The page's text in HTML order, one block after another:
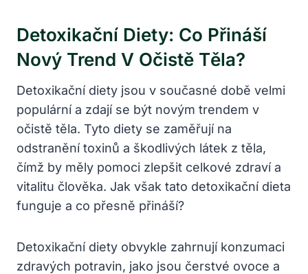
Detoxikační Diety: Co Přináší
Nový Trend V Očistě Těla?
Detoxikační diety jsou v současné době velmi
populární a zdají se být novým trendem v
očistě těla. Tyto diety se zaměřují na
odstranění toxinů a škodlivých látek z těla,
čímž by měly pomoci zlepšit celkové zdraví a
vitalitu člověka. Jak však tato detoxikační dieta
funguje a co přesně přináší?
Detoxikační diety obvykle zahrnují konzumaci
zdravých potravin, jako jsou čerstvé ovoce a